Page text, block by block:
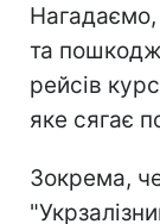
та
рейсів
яке сягає
Зокрема,